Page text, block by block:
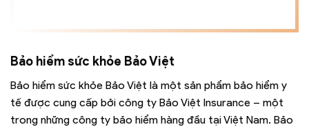
Bảo hiểm sức khỏe Bảo Việt
Bảo hiểm sức khỏe Bảo Việt là một sản phẩm bảo hiểm y
tế được cung cấp bởi công ty Bảo Việt Insurance – một
trong những công ty bảo hiểm hàng đầu tại Việt Nam. Bảo